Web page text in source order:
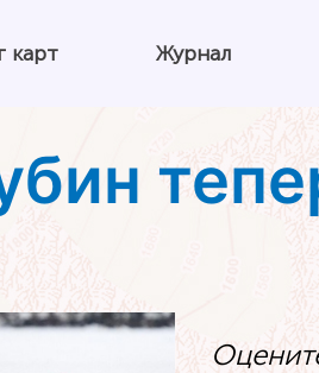
карт Журнал